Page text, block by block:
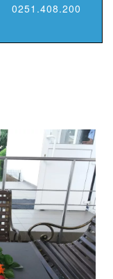
0251.408.200